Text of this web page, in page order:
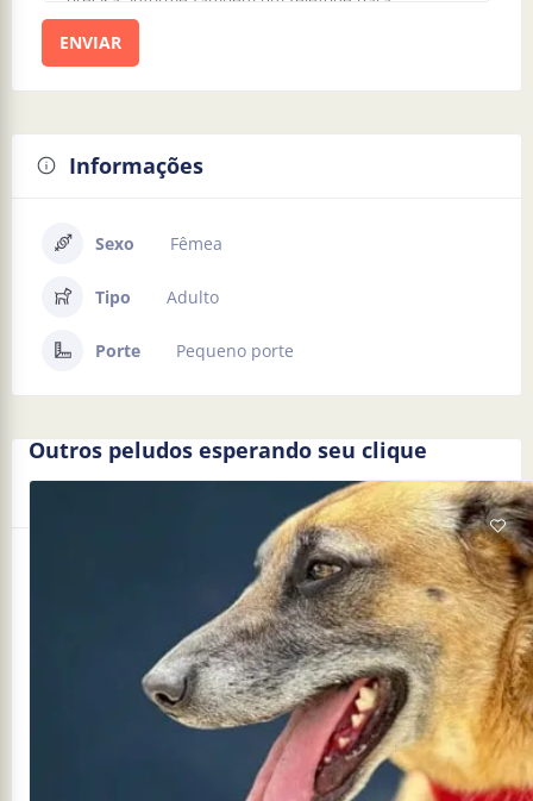
ENVIAR
Informações
Sexo Fêmea
Tipo Adulto
Porte Pequeno porte
Outros peludos esperando seu clique